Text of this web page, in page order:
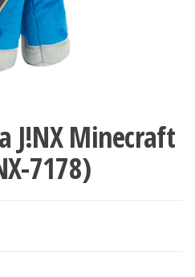
J!NX Minecraft
7178)